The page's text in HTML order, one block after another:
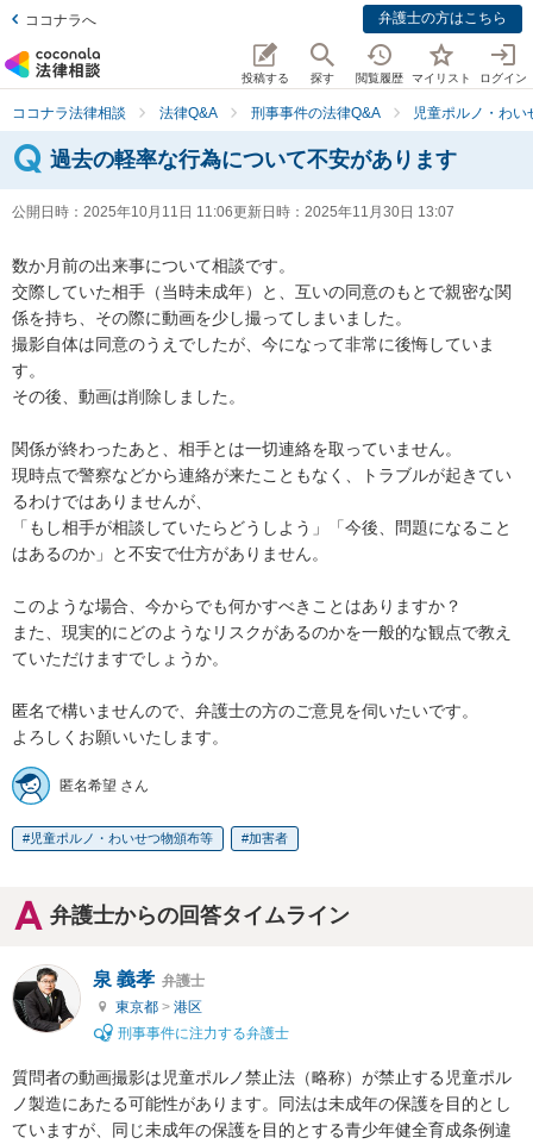
ココナラへ 弁護士の方はこちら
投稿する 探す 閲覧履歴 マイリスト ログイン
ココナラ法律相談 法律Q&A 刑事事件の法律Q&A 児童ポルノ・わ
過去の軽率な行為について不安があります
公開日時： 2025年10月11日 11:06更新日時： 2025年11月30日 13:07
数か月前の出来事について相談です。
交際していた相手（当時未成年）と、互いの同意のもとで親密な関
係を持ち、その際に動画を少し撮ってしまいました。
撮影自体は同意のうえでしたが、今になって非常に後悔していま
す。
その後、動画は削除しました。
関係が終わったあと、相手とは一切連絡を取っていません。
現時点で警察などから連絡が来たこともなく、トラブルが起きてい
るわけではありませんが、
「もし相手が相談していたらどうしよう」「今後、問題になること
はあるのか」と不安で仕方がありません。
このような場合、今からでも何かすべきことはありますか？
また、現実的にどのようなリスクがあるのかを一般的な観点で教え
ていただけますでしょうか。
匿名で構いませんので、弁護士の方のご意見を伺いたいです。
よろしくお願いいたします。
匿名希望 さん
児童ポルノ・わいせつ物頒布等 加害者
弁護士からの回答タイムライン
泉 義孝 弁護士
東京都 > 港区
刑事事件に注力する弁護士
質問者の動画撮影は児童ポルノ禁止法（略称）が禁止する児童ポル
ノ製造にあたる可能性があります。同法は未成年の保護を目的とし
ていますが、同じ未成年の保護を目的とする青少年健全育成条例違